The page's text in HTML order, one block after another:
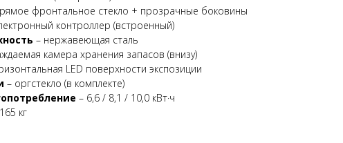
фронтальное стекло + прозрачные боковины
контроллер (встроенный)
– нержавеющая сталь
камера хранения запасов (внизу)
LED поверхности экспозиции
– оргстекло (в комплекте)
– 6,6 / 8,1 / 10,0 кВт·ч
кг